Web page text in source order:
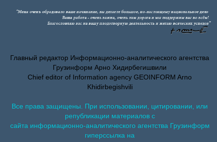
Главный редактор Информационно-аналитического агентства
Грузинформ Арно Хидирбегишвили
Chief editor of Information agency GEOINFORM Arno
Khidirbegishvili
Все права защищены. При использовании, цитировании, или
републикации материалов с
сайта информационно-аналитического агентства Грузинформ
гиперссылка на